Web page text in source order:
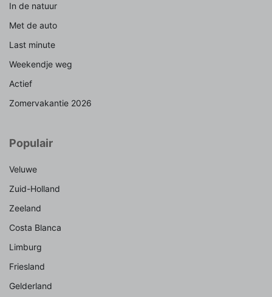
In de natuur
Met de auto
Last minute
Weekendje weg
Actief
Zomervakantie 2026
Populair
Veluwe
Zuid-Holland
Zeeland
Costa Blanca
Limburg
Friesland
Gelderland